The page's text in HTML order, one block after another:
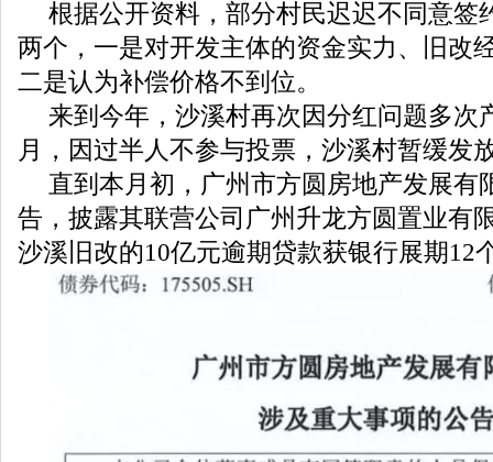
根据公开资料，部分村民迟迟不同意签
两个，一是对开发主体的资金实力、旧改
二是认为补偿价格不到位。
来到今年，沙溪村再次因分红问题多次
月，因过半人不参与投票，沙溪村暂缓发
直到本月初，广州市方圆房地产发展有
告，披露其联营公司广州升龙方圆置业有
沙溪旧改的10亿元逾期贷款获银行展期12